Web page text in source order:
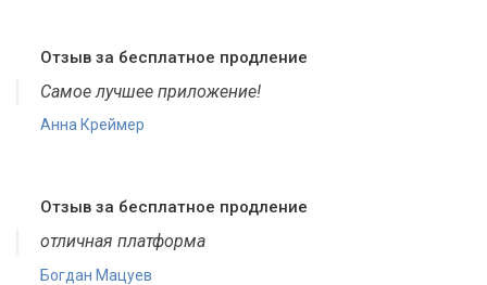
Отзыв за бесплатное продление
Самое лучшее приложение!
Анна Креймер
Отзыв за бесплатное продление
отличная платформа
Богдан Мацуев